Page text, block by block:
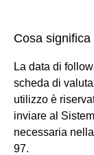
Cosa
La data di
scheda di
utilizzo è
inviare al
necessaria
97.